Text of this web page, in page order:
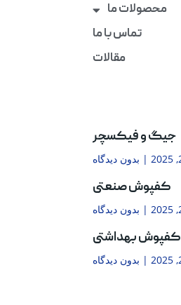
محصولات ما
تماس با ما
مقالات
جیگ و فیکسچر
بدون دیدگاه
کفپوش صنعتی
بدون دیدگاه
کفپوش بهداشتی
بدون دیدگاه